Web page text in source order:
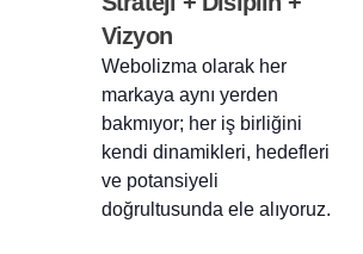
Vizyon
Webolizma olarak her
markaya aynı yerden
bakmıyor; her iş birliğini
kendi dinamikleri, hedefleri
ve potansiyeli
doğrultusunda ele alıyoruz.